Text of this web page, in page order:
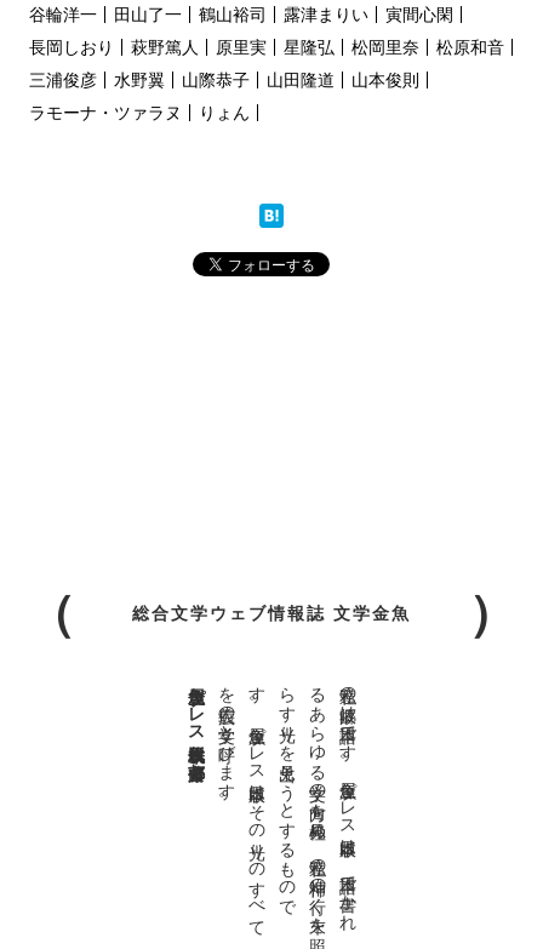
谷輪洋一
田山了一 鶴山裕司 露津まりい
寅間心閑
長岡しおり
萩野篤人 原里実 星隆弘 松岡里奈
松原和音
三浦俊彦
水野翼 山際恭子 山田隆道
山本俊則
ラモーナ・ツァラヌ
りょん
総合文学ウェブ情報誌 文学金魚
私達の
故郷は
日本語で
す
。
金魚屋プ
レ
ス
日本版は
、
日本語で
書か
れ
る
あ
ら
ゆ
る
文学の
方向を
見極め
、
私達の
精神の
行く
末を
照
ら
す
光り
を
見出そ
う
と
す
る
も
の
で
す
。
金魚屋プ
レ
ス
日本版は
そ
の
光り
の
す
べ
て
を
広義の
文学と
呼び
ま
す
。
金魚屋プレス日本版代表 齋藤都